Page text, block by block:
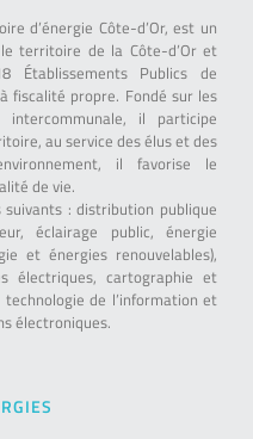
d’énergie Côte-d’Or, est un
territoire de la Côte-d’Or et
Établissements Publics de
fiscalité propre. Fondé sur les
il participe
au service des élus et des
il favorise le
de vie.
suivants : distribution publique
éclairage public, énergie
et énergies renouvelables),
électriques, cartographie et
de l’information et
électroniques.